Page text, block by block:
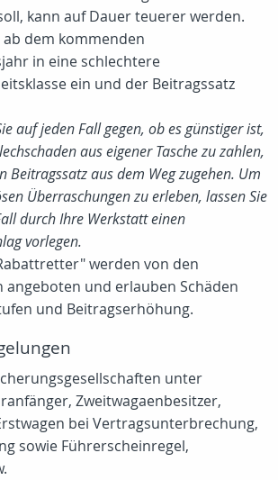
kann auf Dauer teuerer werden.
ab dem kommenden
in eine schlechtere
ein und der Beitragssatz
auf jeden Fall gegen, ob es günstiger ist,
aus eigener Tasche zu zahlen,
Beitragssatz aus dem Weg zugehen. Um
Überraschungen zu erleben, lassen Sie
durch Ihre Werkstatt einen
vorlegen.
werden von den
angeboten und erlauben Schäden
und Beitragserhöhung.
unter
Zweitwagaenbesitzer,
bei Vertragsunterbrechung,
sowie Führerscheinregel,